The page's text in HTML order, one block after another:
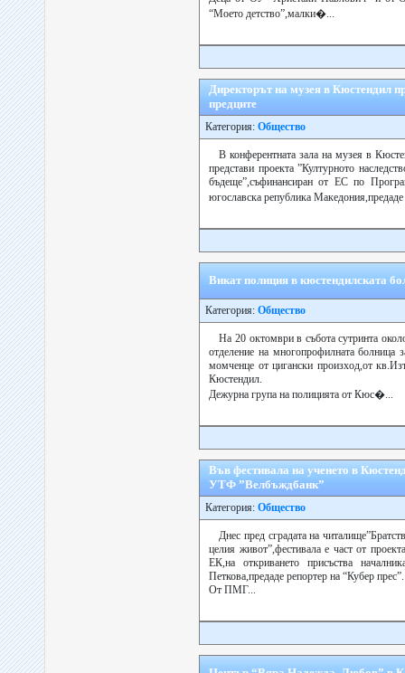
“Моето детство”,малки�...
Директорът на музея в Кюстендил
предците
Категория: Общество
В конферентната зала на музея в
представи проекта ”Културното
бъдеще”,съфинансиран от ЕС по
югославска република
Викат полиция в кюстендилската
Категория: Общество
На 20 октомври в събота сутринта
отделение на многопрофилната болница
момченце от цигански произход,от
Кюстендил.
Дежурна група на полицията от Кюс�...
Във фестивала на ученето в
УТФ ”Велбъждбанк”
Категория: Общество
Днес пред сградата на
целия живот”,фестивала е част от
ЕК,на откриването присъства
Петкова,предаде репортер на “Кубер прес”.
От ПМГ...